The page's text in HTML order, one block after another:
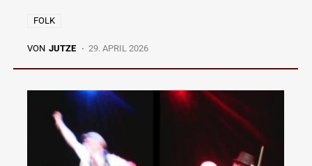
FOLK
VON JUTZE 29. APRIL 2026